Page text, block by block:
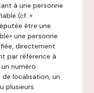
à une personne
(cf. «
être une
une personne
directement
par référence à
numéro
localisation, un
plusieurs